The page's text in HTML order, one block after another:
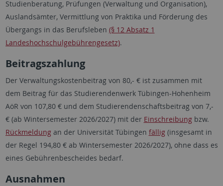
Studienberatung, Prüfungen (Verwaltung und Organisation),
Auslandsämter, Vermittlung von Praktika und Förderung des
Übergangs in das Berufsleben (§ 12 Absatz 1
Landeshochschulgebührengesetz).
Beitragszahlung
Der Verwaltungskostenbeitrag von 80,- € ist zusammen mit
dem Beitrag für das Studierendenwerk Tübingen-Hohenheim
AöR von 107,80 € und dem Studierendenschaftsbeitrag von 7,-
€ (ab Wintersemester 2026/2027) mit der Einschreibungbzw.
Rückmeldungan der Universität Tübingen fällig(insgesamt in
der Regel 194,80 € ab Wintersemester 2026/2027), ohne dass es
eines Gebührenbescheides bedarf.
Ausnahmen